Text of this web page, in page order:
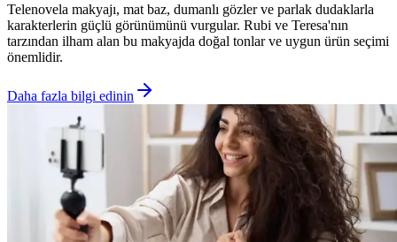
Telenovela makyajı, mat baz, dumanlı gözler ve parlak dudaklarla
karakterlerin güçlü görünümünü vurgular. Rubi ve Teresa'nın
tarzından ilham alan bu makyajda doğal tonlar ve uygun ürün seçimi
önemlidir.
Daha fazla bilgi edinin